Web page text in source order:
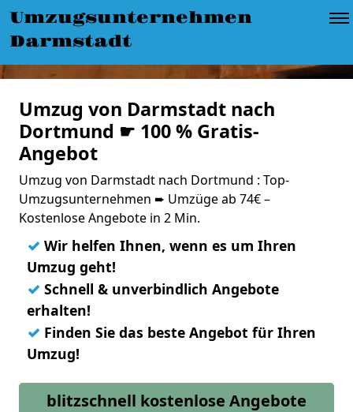
Umzugsunternehmen
Darmstadt
Umzug von Darmstadt nach
Dortmund ☛ 100 % Gratis-
Angebot
Umzug von Darmstadt nach Dortmund : Top-
Umzugsunternehmen ➨ Umzüge ab 74€ –
Kostenlose Angebote in 2 Min.
✓ Wir helfen Ihnen, wenn es um Ihren
Umzug geht!
✓ Schnell & unverbindlich Angebote
erhalten!
✓ Finden Sie das beste Angebot für Ihren
Umzug!
blitzschnell kostenlose Angebote